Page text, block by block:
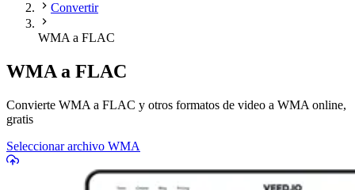
Convertir
WMA a FLAC
WMA a FLAC
Convierte WMA a FLAC y otros formatos de video a WMA online,
gratis
Seleccionar archivo WMA